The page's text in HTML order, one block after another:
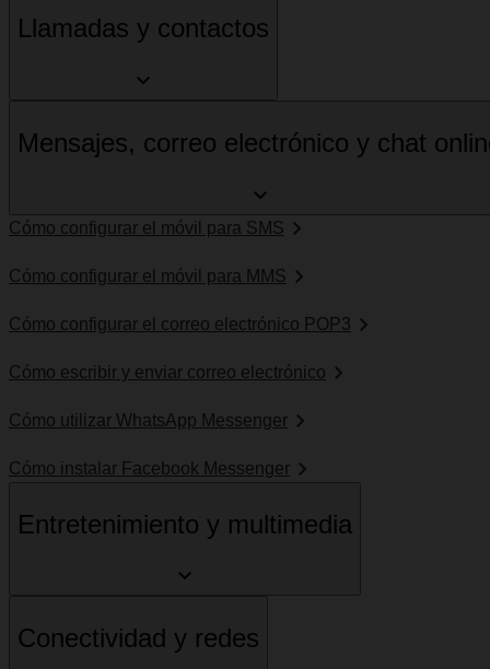
Llamadas y contactos
Mensajes, correo electrónico y chat
Cómo configurar el móvil para SMS
Cómo configurar el móvil para MMS
Cómo configurar el correo electrónico POP3
Cómo escribir y enviar correo electrónico
Cómo utilizar WhatsApp Messenger
Cómo instalar Facebook Messenger
Entretenimiento y multimedia
Conectividad y redes